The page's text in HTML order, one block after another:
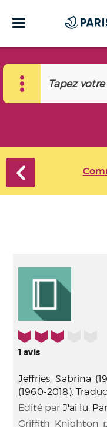
3/5
1avis
Jeffries, Sabrina
(1960-2018).
Edité par J'ai lu.
Griffith Knighton